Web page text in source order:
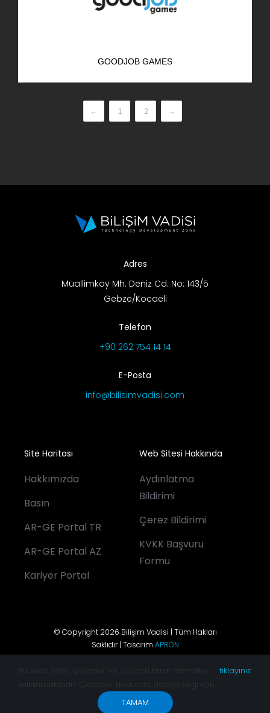
GOODJOB GAMES
← 1 2 →
Adres
Muallimköy Mh. Deniz Cd. No: 143/5
Gebze/Kocaeli
Telefon
+90 262 754 14 14
E-Posta
info@bilisimvadisi.com
Site Haritası
Hakkımızda
Basın
AR-GE Portal TR
AR-GE Portal AZ
Kariyer Portal
Web Sitesi Hakkında
Aydınlatma
Bildirimi
Çerez Bildirimi
KVKK Başvuru
Formu
© Copyright 2026 Bilişim Vadisi | Tüm Hakları
Saklıdır | Tasarım APRON
Bu web sitesi çerezler ve üçüncü taraf hizmetleri
kullanmaktadır. Çerezler hakkında detaylı bilgi için
tıklayınız.
TAMAM